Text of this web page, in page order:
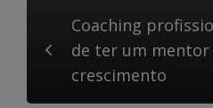
Coaching
de ter um mentor
crescimento